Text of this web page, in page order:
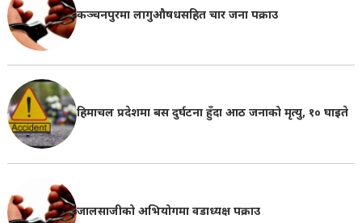
कञ्चनपुरमा लागुऔषधसहित चार जना पक्राउ
हिमाचल प्रदेशमा बस दुर्घटना हुँदा आठ जनाको मृत्यु, १० घाइते
जालसाजीको अभियोगमा वडाध्यक्ष पक्राउ